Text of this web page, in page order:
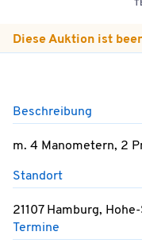
Diese Auktion ist
Beschreibung
m. 4 Manometern, 2
Standort
21107 Hamburg,
Termine